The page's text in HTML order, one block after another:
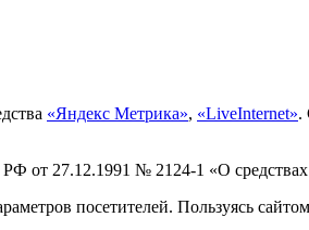
«Яндекс Метрика», «LiveInternet».
РФ от 27.12.1991 № 2124-1 «О
посетителей. Пользуясь